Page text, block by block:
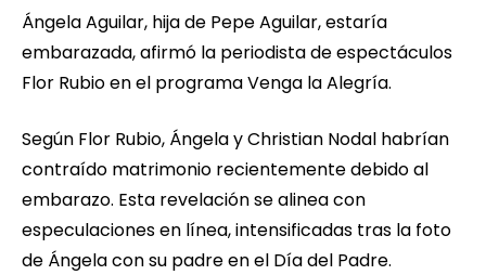
Ángela Aguilar, hija de Pepe Aguilar, estaría
embarazada, afirmó la periodista de espectáculos
Flor Rubio en el programa Venga la Alegría.
Según Flor Rubio, Ángela y Christian Nodal habrían
contraído matrimonio recientemente debido al
embarazo. Esta revelación se alinea con
especulaciones en línea, intensificadas tras la foto
de Ángela con su padre en el Día del Padre.